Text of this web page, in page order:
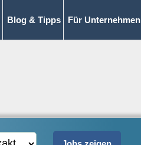
Blog & Tipps Für Unternehmen